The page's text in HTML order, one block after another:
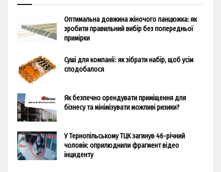
Оптимальна довжина жіночого ланцюжка: як
зробити правильний вибір без попередньої
примірки
Суші для компанії: як зібрати набір, щоб усім
сподобалося
Як безпечно орендувати приміщення для
бізнесу та мінімізувати можливі ризики?
У Тернопільському ТЦК загинув 46-річний
чоловік: оприлюднили фрагмент відео
інциденту